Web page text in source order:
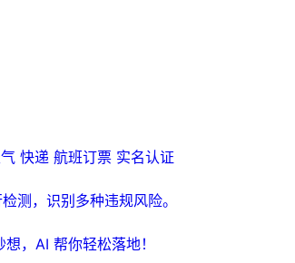
快递 航班订票 实名认证
测，识别多种违规风险。
，AI 帮你轻松落地！